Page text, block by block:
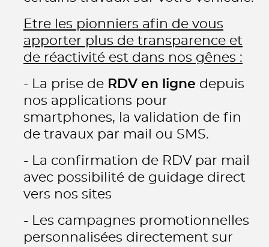
Etre les pionniers afin de vous
apporter plus de transparence et
de réactivité est dans nos gênes :
- La prise de RDV en ligne depuis
nos applications pour
smartphones, la validation de fin
de travaux par mail ou SMS.
- La confirmation de RDV par mail
avec possibilité de guidage direct
vers nos sites
- Les campagnes promotionnelles
personnalisées directement sur